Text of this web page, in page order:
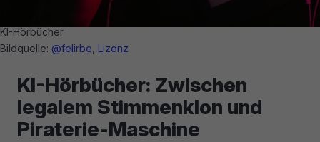
KI-Hörbücher
Bildquelle: @felirbe Lizenz
KI-Hörbücher: Zwischen
legalem Stimmenklon und
Piraterie-Maschine